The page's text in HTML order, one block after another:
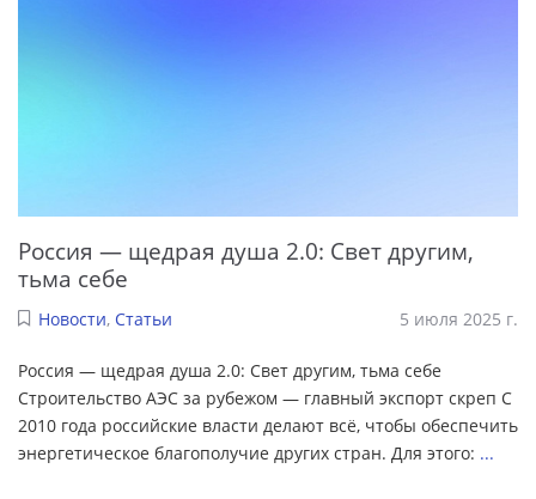
Россия — щедрая душа 2.0: Свет другим,
тьма себе
Новости, Статьи 5 июля 2025 г.
Россия — щедрая душа 2.0: Свет другим, тьма себе
Строительство АЭС за рубежом — главный экспорт скреп С
2010 года российские власти делают всё, чтобы обеспечить
энергетическое благополучие других стран. Для этого: ...